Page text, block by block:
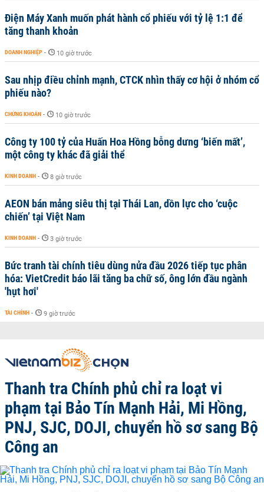
Điện Máy Xanh muốn phát hành cổ phiếu với tỷ lệ 1:1 để
tăng thanh khoản
DOANH NGHIỆP - 10 giờ trước
Sau nhịp điều chỉnh mạnh, CTCK nhìn thấy cơ hội ở nhóm cổ
phiếu nào?
CHỨNG KHOÁN - 10 giờ trước
Công ty 100 tỷ của Huấn Hoa Hồng bỗng dưng ‘biến mất’,
một công ty khác đã giải thể
KINH DOANH - 8 giờ trước
AEON bán mảng siêu thị tại Thái Lan, dồn lực cho ‘cuộc
chiến’ tại Việt Nam
KINH DOANH - 3 giờ trước
Bức tranh tài chính tiêu dùng nửa đầu 2026 tiếp tục phân
hóa: VietCredit báo lãi tăng ba chữ số, ông lớn đầu ngành
'hụt hơi'
TÀI CHÍNH - 9 giờ trước
Thanh tra Chính phủ chỉ ra loạt vi
phạm tại Bảo Tín Mạnh Hải, Mi Hồng,
PNJ, SJC, DOJI, chuyển hồ sơ sang Bộ
Công an